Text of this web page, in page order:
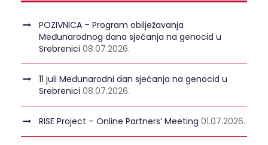
POZIVNICA – Program obilježavanja
Međunarodnog dana sjećanja na genocid u
Srebrenici 08.07.2026.
11 juli Međunarodni dan sjećanja na genocid u
Srebrenici 08.07.2026.
RISE Project – Online Partners’ Meeting 01.07.2026.